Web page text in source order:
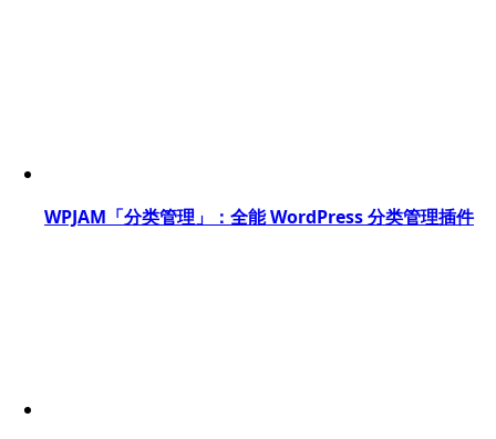
WPJAM「分类管理」：全能 WordPress 分类管理插件